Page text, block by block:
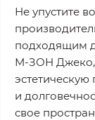
Не упустите
подходящим
М-ЗОН Джеко,
эстетическую
и
свое